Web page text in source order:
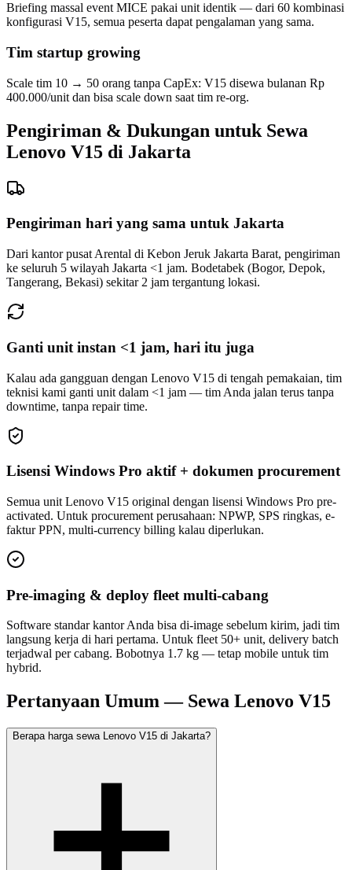
Briefing massal event MICE pakai unit identik — dari 60 kombinasi
konfigurasi V15, semua peserta dapat pengalaman yang sama.
Tim startup growing
Scale tim 10 → 50 orang tanpa CapEx: V15 disewa bulanan Rp
400.000/unit dan bisa scale down saat tim re-org.
Pengiriman & Dukungan untuk Sewa
Lenovo V15 di Jakarta
Pengiriman hari yang sama untuk Jakarta
Dari kantor pusat Arental di Kebon Jeruk Jakarta Barat, pengiriman
ke seluruh 5 wilayah Jakarta <1 jam. Bodetabek (Bogor, Depok,
Tangerang, Bekasi) sekitar 2 jam tergantung lokasi.
Ganti unit instan <1 jam, hari itu juga
Kalau ada gangguan dengan Lenovo V15 di tengah pemakaian, tim
teknisi kami ganti unit dalam <1 jam — tim Anda jalan terus tanpa
downtime, tanpa repair time.
Lisensi Windows Pro aktif + dokumen procurement
Semua unit Lenovo V15 original dengan lisensi Windows Pro pre-
activated. Untuk procurement perusahaan: NPWP, SPS ringkas, e-
faktur PPN, multi-currency billing kalau diperlukan.
Pre-imaging & deploy fleet multi-cabang
Software standar kantor Anda bisa di-image sebelum kirim, jadi tim
langsung kerja di hari pertama. Untuk fleet 50+ unit, delivery batch
terjadwal per cabang. Bobotnya 1.7 kg — tetap mobile untuk tim
hybrid.
Pertanyaan Umum — Sewa Lenovo V15
Berapa harga sewa Lenovo V15 di Jakarta?